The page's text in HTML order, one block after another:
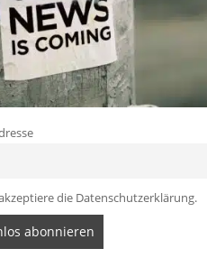
die Datenschutzerklärung.